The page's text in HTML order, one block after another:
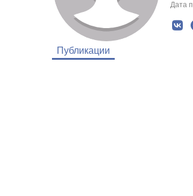
Дата
Публикации